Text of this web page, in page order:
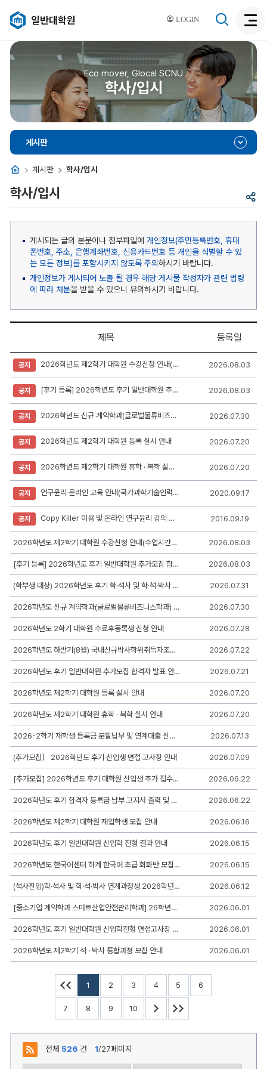
LOGIN
일반대학원
색
활
성
색
Eco mover, Glocal SCNU
학사/입시
홈 게시판 학사/입시
게시판
공
학사/입시
게시되는 글의 본문이나 첨부파일에 개인정보(주민등록번호, 휴대
폰번호, 주소, 은행계좌번호, 신용카드번호 등 개인을 식별할 수 있
는 모든 정보)를 포함시키지 않도록 주의하시기 바랍니다.
개인정보가 게시되어 노출 될 경우 해당 게시물 작성자가 관련 법령
에 따라 처분을 받을 수 있으니 유의하시기 바랍니다.
학
사/
입
시
게
시
리
스
-
번
호,
제
목,
작
자,
록
일,
회,
첨
부
로
구
제목 등록일
공지 2026학년도 제2학기 대학원 수강신청 안내(수업시간표 포함) 2026.08.03
공지 [후기 등록] 2026학년도 후기 일반대학원 추가모집 합격자 등록 안내 2026.08.03
공지 2026학년도 신규 계약학과(글로벌물류비즈니스학과) 대학원생 모집안내 2026.07.30
공지 2026학년도 제2학기 대학원 등록 실시 안내 2026.07.20
공지 2026학년도 제2학기 대학원 휴학 · 복학 실시 안내 2026.07.20
공지 연구윤리 온라인 교육 안내(국가과학기술인력개발원KIRD 교육이수용) 2020.09.17
공지 Copy Killer 이용 및 온라인 연구윤리 강의 수강 안내(순천대학교 도서관 Copy Killer 이용) 2016.09.19
2026학년도 제2학기 대학원 수강신청 안내(수업시간표 포함) 2026.08.03
[후기 등록] 2026학년도 후기 일반대학원 추가모집 합격자 등록 안내 2026.08.03
(학부생 대상) 2026학년도 후기 학·석사 및 학·석·박사 연계과정 합격자 알림 2026.07.31
2026학년도 신규 계약학과(글로벌물류비즈니스학과) 대학원생 모집안내 2026.07.30
2026학년도 2학기 대학원 수료후등록생 신청 안내 2026.07.28
2026학년도 하반기(8월) 국내신규박사학위취득자조사 협조 요청 2026.07.22
2026학년도 후기 일반대학원 추가모집 합격자 발표 안내 2026.07.21
2026학년도 제2학기 대학원 등록 실시 안내 2026.07.20
2026학년도 제2학기 대학원 휴학 · 복학 실시 안내 2026.07.20
2026-2학기 재학생 등록금 분할납부 및 연계대출 신청 안내 2026.07.13
(추가모집） 2026학년도 후기 신입생 면접 고사장 안내 2026.07.09
[추가모집] 2026학년도 후기 대학원 신입생 추가 접수 링크 및 모집요강 안내 2026.06.22
2026학년도 후기 합격자 등록금 납부 고지서 출력 및 납부 안내 2026.06.22
2026학년도 제2학기 대학원 재입학생 모집 안내 2026.06.16
2026학년도 후기 일반대학원 신입학 전형 결과 안내 2026.06.15
2026학년도 한국어센터 하계 한국어 초급 회화반 모집 안내 2026.06.15
(석사진입)학·석사 및 학·석·박사 연계과정생 2026학년도 후기 대학원 입학전형 안내 2026.06.12
[중소기업 계약학과 스마트산업안전관리학과] 26학년도 후기 신입생 추가모집 안내 2026.06.01
2026학년도 후기 일반대학원 신입학전형 면접고사장 안내(6.4.(목) 부터 확인가능!) 2026.06.01
2026학년도 제2학기 석 · 박사 통합과정 모집 안내 2026.06.01
1 2 3 4 5 6
7 8 9 10
전체 526 건 1/27페이지